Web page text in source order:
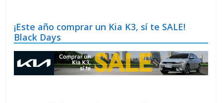
¡Este año comprar un Kia K3, sí te SALE!
Black Days